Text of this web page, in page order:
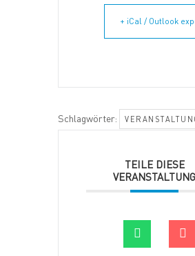
+ iCal / Outlook
Schlagwörter:
TEILE DIESE
VERANSTALTUNG